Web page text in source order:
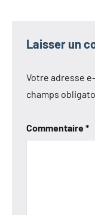
Laisser un
Votre adresse
champs
Commentaire*